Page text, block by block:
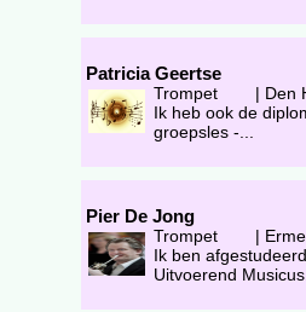
Patricia Geertse
Trompet | Den
Ik heb ook de
groepsles -...
Pier De Jong
Trompet |
Ik ben
Uitvoerend